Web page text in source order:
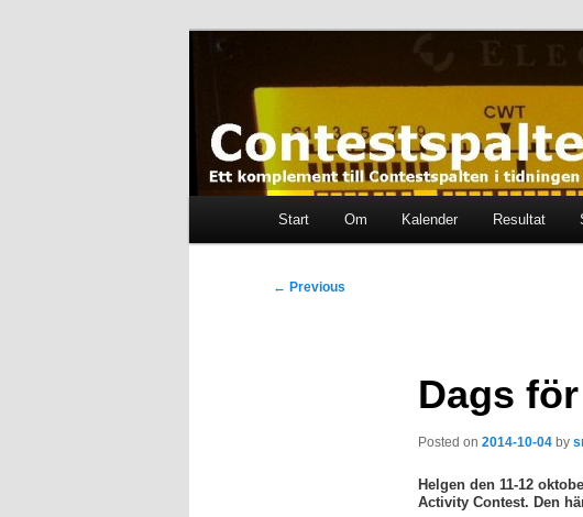
Contestspalten
Start Om Kalender Resultat
Post
← Previous
Dags
Posted on 2014-10-04 by
Helgen den 11-12
Activity Contest. Den